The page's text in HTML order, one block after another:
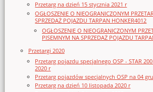
Przetarg na dzień 15 stycznia 2021 r
OGŁOSZENIE O NIEOGRANICZONYM
SPRZEDAŻ POJAZDU TARPAN HONKER4012
OGŁOSZENIE O NIEOGRANICZONYM
PISEMNYM NA SPRZEDAŻ POJAZDU
Przetargi 2020
Przetarg pojazdu specjalnego OSP - STAR
2020 r
Przetarg pojazdów specjalnych OSP na 04
Przetarg na dzień 10 listopada 2020 r